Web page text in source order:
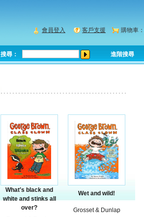
會員登入 客戶支援 購物車：
搜尋： 進階搜尋
What′s black and
white and stinks all
over?
Wet and wild!
Grosset & Dunlap